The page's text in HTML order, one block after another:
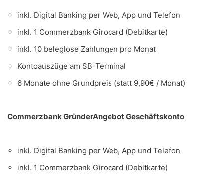
inkl. Digital Banking per Web, App und Telefon
inkl. 1 Commerzbank Girocard (Debitkarte)
inkl. 10 beleglose Zahlungen pro Monat
Kontoauszüge am SB-Terminal
6 Monate ohne Grundpreis (statt 9,90€ / Monat)
Commerzbank GründerAngebot Geschäftskonto
inkl. Digital Banking per Web, App und Telefon
inkl. 1 Commerzbank Girocard (Debitkarte)